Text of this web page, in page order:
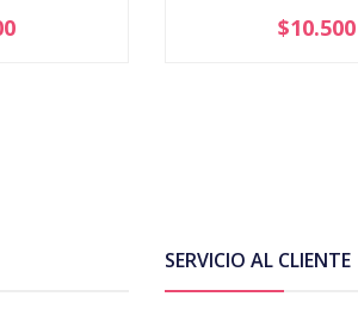
+
$10.500
SERVICIO AL CLIENTE